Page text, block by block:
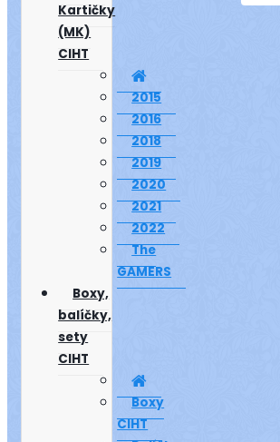
Kartičky
(MK)
CIHT
2015
2016
2018
2019
2020
2021
2022
The
GAMERS
Boxy,
balíčky,
sety
CIHT
Boxy
CIHT